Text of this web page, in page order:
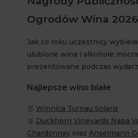
Ogrodów Wina 2026
Jak co roku uczestnicy
ulubione wina i alkohole
prezentowane podczas
Najlepsze wino białe
🥇 Winnica Turnau Solaris
🥈 Duckhorn Vineyards Napa
Chardonnay oraz Anselmann